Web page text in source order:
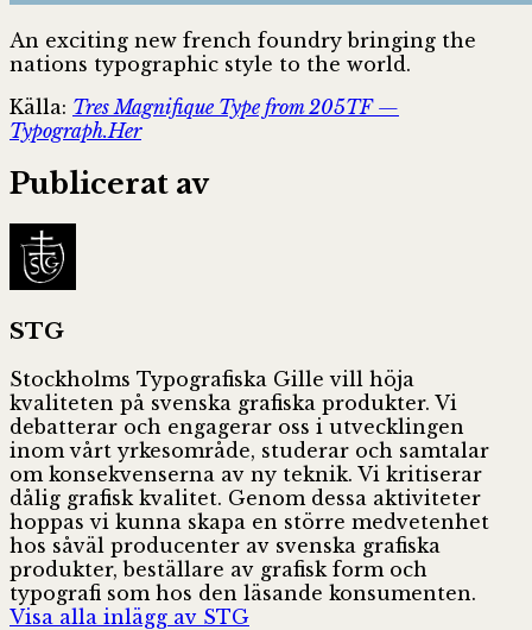
An exciting new french foundry bringing the
nations typographic style to the world.
Källa: Tres Magnifique Type from 205TF —
Typograph.Her
Publicerat av
STG
Stockholms Typografiska Gille vill höja
kvaliteten på svenska grafiska produkter. Vi
debatterar och engagerar oss i utvecklingen
inom vårt yrkesområde, studerar och samtalar
om konsekvenserna av ny teknik. Vi kritiserar
dålig grafisk kvalitet. Genom dessa aktiviteter
hoppas vi kunna skapa en större medvetenhet
hos såväl producenter av svenska grafiska
produkter, beställare av grafisk form och
typografi som hos den läsande konsumenten.
Visa alla inlägg av STG